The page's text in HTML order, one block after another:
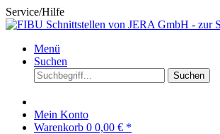
Service/Hilfe
Menü
Suchen
Suchen
Mein Konto
Warenkorb 0 0,00 € *